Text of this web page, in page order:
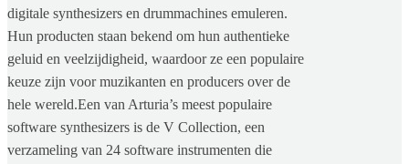
digitale synthesizers en drummachines emuleren.
Hun producten staan bekend om hun authentieke
geluid en veelzijdigheid, waardoor ze een populaire
keuze zijn voor muzikanten en producers over de
hele wereld.Een van Arturia’s meest populaire
software synthesizers is de V Collection, een
verzameling van 24 software instrumenten die